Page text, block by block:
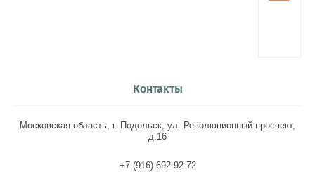
Контакты
Московская область, г. Подольск, ул. Революционный проспект,
д.16
+7 (916) 692-92-72